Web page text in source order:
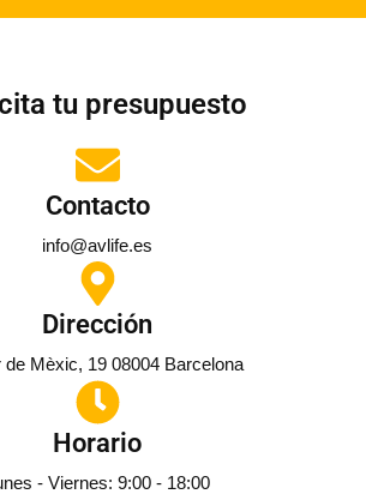
tu presupuesto
Contacto
info@avlife.es
Dirección
de Mèxic, 19 08004 Barcelona
Horario
- Viernes: 9:00 - 18:00